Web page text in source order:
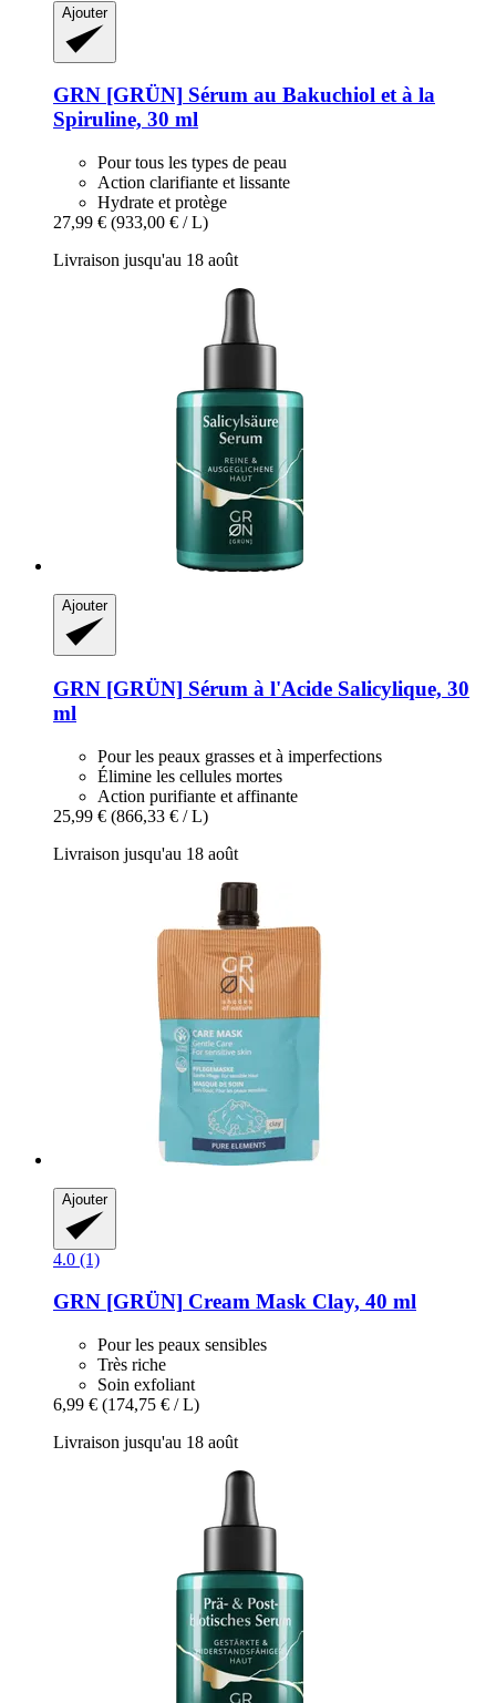
Ajouter
GRN [GRÜN] Sérum au Bakuchiol et à la
Spiruline, 30 ml
Pour tous les types de peau
Action clarifiante et lissante
Hydrate et protège
27,99 € (933,00 € / L)
Livraison jusqu'au 18 août
Ajouter
GRN [GRÜN] Sérum à l'Acide Salicylique, 30
ml
Pour les peaux grasses et à imperfections
Élimine les cellules mortes
Action purifiante et affinante
25,99 € (866,33 € / L)
Livraison jusqu'au 18 août
Ajouter
4.0 (1)
GRN [GRÜN] Cream Mask Clay, 40 ml
Pour les peaux sensibles
Très riche
Soin exfoliant
6,99 € (174,75 € / L)
Livraison jusqu'au 18 août